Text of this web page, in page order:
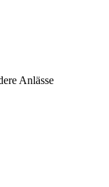
Anlässe